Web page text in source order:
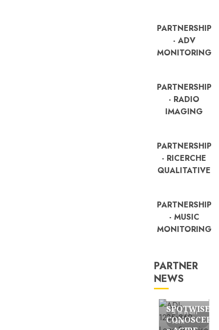
PARTNERSHIP
- ADV
MONITORING
PARTNERSHIP
- RADIO
IMAGING
PARTNERSHIP
- RICERCHE
QUALITATIVE
PARTNERSHIP
- MUSIC
MONITORING
PARTNER
NEWS
3 minuti
letti
FREE
SPOTWISE:
CONOSCERE